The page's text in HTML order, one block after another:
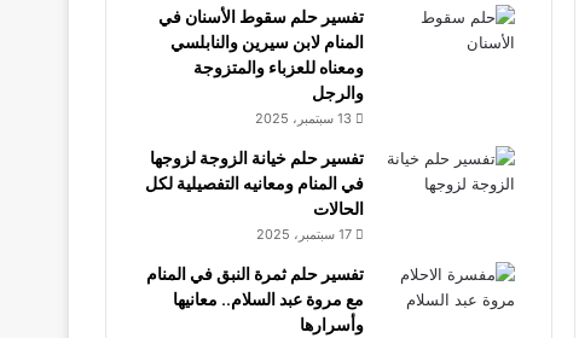
تفسير حلم سقوط الأسنان في
المنام لابن سيرين والنابلسي
ومعناه للعزباء والمتزوجة
والرجل
13 سبتمبر، 2025
تفسير حلم خيانة الزوجة لزوجها
في المنام ومعانيه التفصيلية لكل
الحالات
17 سبتمبر، 2025
تفسير حلم ثمرة النبق في المنام
مع مروة عبد السلام.. معانيها
وأسرارها